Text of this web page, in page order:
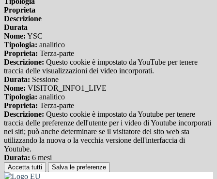
Proprieta
Descrizione
Durata
Nome: YSC
Tipologia: analitico
Proprieta: Terza-parte
Descrizione: Questo cookie è impostato da YouTube per tenere
traccia delle visualizzazioni dei video incorporati.
Durata: Sessione
Nome: VISITOR_INFO1_LIVE
Tipologia: analitico
Proprieta: Terza-parte
Descrizione: Questo cookie è impostato da Youtube per tenere
traccia delle preferenze dell'utente per i video di Youtube incorporati
nei siti; può anche determinare se il visitatore del sito web sta
utilizzando la nuova o la vecchia versione dell'interfaccia di
Youtube.
Durata: 6 mesi
Accetta tutti Salva le preferenze